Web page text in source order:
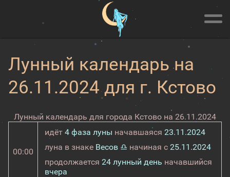
Лунный календарь на
26.11.2024 для г. Кстово
Лунный календарь для города Кстово на 26.11.2024
00:00
идёт 4 фаза луны начавшаяся 23.11.2024
луна в знаке Весов ♎ начиная с 25.11.2024
продолжается 24 лунный день начавшийся
вчера